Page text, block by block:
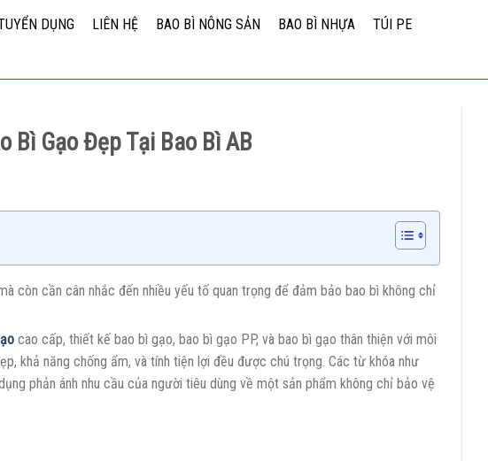
DỤNG LIÊN HỆ BAO BÌ NÔNG SẢN BAO BÌ NHỰA TÚI PE
Bì Gạo Đẹp Tại Bao Bì AB
còn cần cân nhắc đến nhiều yếu tố quan trọng để đảm bảo bao bì không chỉ
cao cấp, thiết kế bao bì gạo, bao bì gạo PP, và bao bì gạo thân thiện với môi
khả năng chống ẩm, và tính tiện lợi đều được chú trọng. Các từ khóa như
phản ánh nhu cầu của người tiêu dùng về một sản phẩm không chỉ bảo vệ